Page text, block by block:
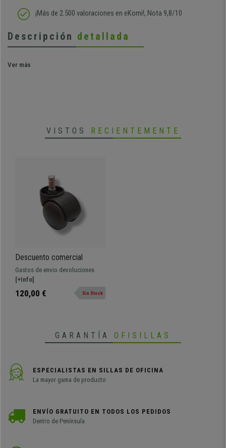
¡Más de 2.500 valoraciones en eKomi!, Nota 9,8/10
Descripción detallada
Ver más
VISTOS RECIENTEMENTE
Descuento comercial
Gastos de envio devoluciones
[+Info]
120,00 € Sin Stock
GARANTÍA OFISILLAS
ESPECIALISTAS EN SILLAS DE OFICINA
La mayor gama de producto
ENVÍO GRATUITO EN TODOS LOS PEDIDOS
Dentro de Península